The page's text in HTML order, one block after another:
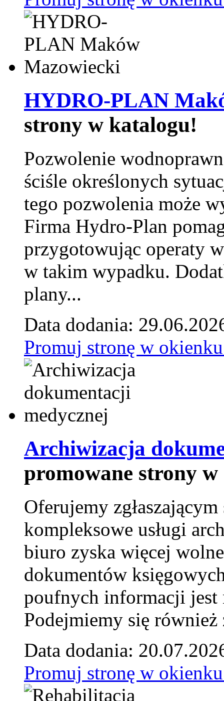
HYDRO-PLAN
strony w katalogu!
Pozwolenie
ściśle określonych
tego pozwolenia może
Firma Hydro-Plan
przygotowując operaty
w takim wypadku.
plany...
Data dodania:
Promuj stronę w
Archiwizacja
promowane strony
Oferujemy
kompleksowe usługi
biuro zyska więcej
dokumentów
poufnych informacji jest
Podejmiemy się
Data dodania:
Promuj stronę w